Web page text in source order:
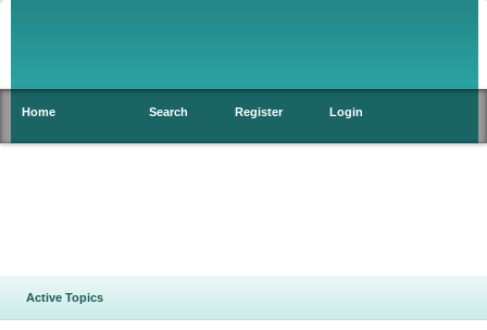
Home Search Register Login
Active Topics